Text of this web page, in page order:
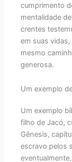
cumprimento
mentalidade
crentes
em suas
mesmo
generosa.
Um exemplo
Um exemplo
filho de Jacó,
Gênesis,
escravo pelos